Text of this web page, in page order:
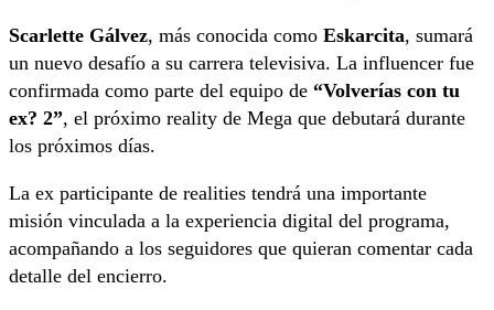
Scarlette Gálvez, más conocida como Eskarcita, sumará
un nuevo desafío a su carrera televisiva. La influencer fue
confirmada como parte del equipo de “Volverías con tu
ex? 2”, el próximo reality de Mega que debutará durante
los próximos días.
La ex participante de realities tendrá una importante
misión vinculada a la experiencia digital del programa,
acompañando a los seguidores que quieran comentar cada
detalle del encierro.